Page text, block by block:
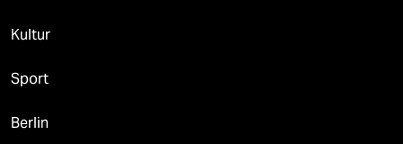
Kultur
Sport
Berlin